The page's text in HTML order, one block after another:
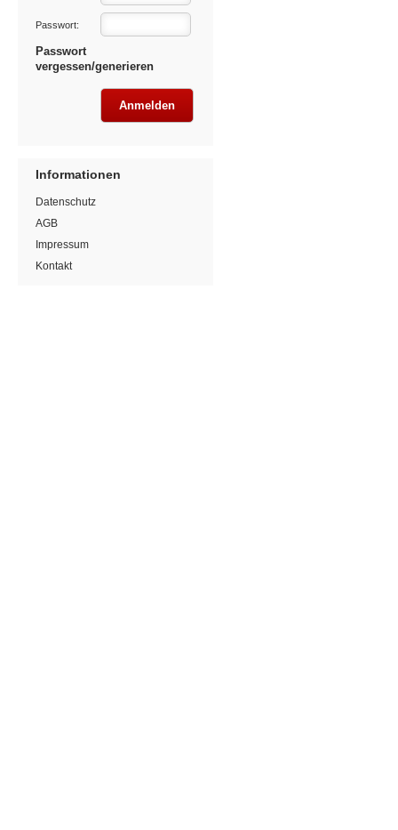
Passwort:
Passwort
vergessen/generieren
Informationen
Datenschutz
AGB
Impressum
Kontakt